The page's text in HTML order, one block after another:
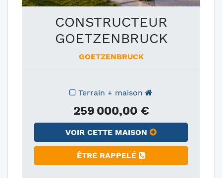
CONSTRUCTEUR
GOETZENBRUCK
GOETZENBRUCK
Terrain + maison
259 000,00 €
VOIR CETTE MAISON
ÊTRE RAPPELÉ